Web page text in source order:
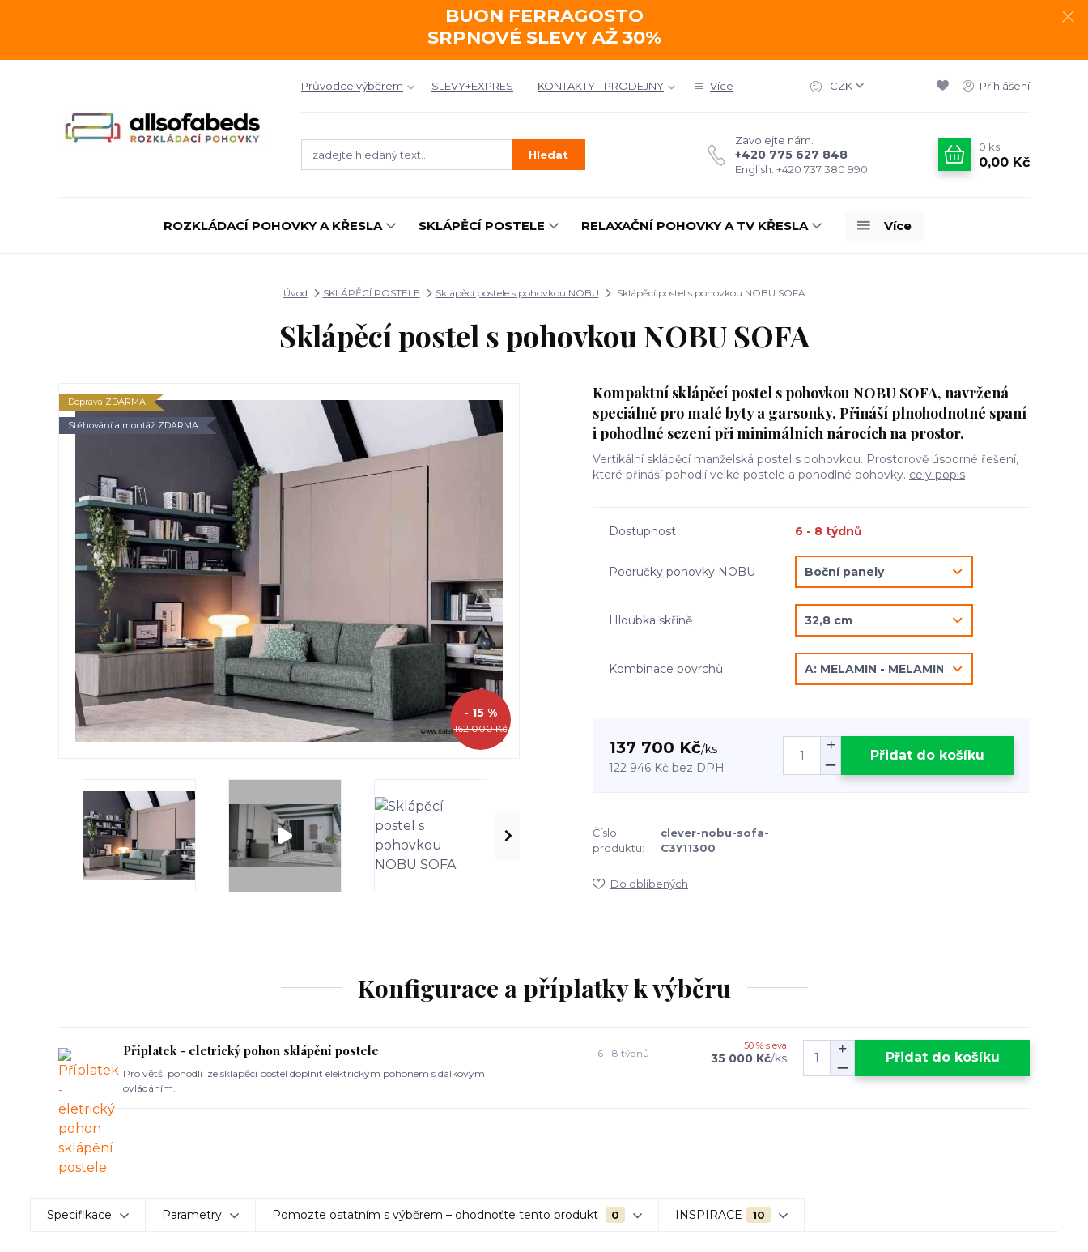
BUON FERRAGOSTO
SRPNOVÉ SLEVY AŽ 30%
Průvodce výběrem SLEVY+EXPRES KONTAKTY - PRODEJNY Více CZK Přihlášení
Hledat
Zavolejte nám.
+420 775 627 848
English: +420 737 380 990
0 ks
0,00 Kč
ROZKLÁDACÍ POHOVKY A KŘESLA SKLÁPĚCÍ POSTELE RELAXAČNÍ POHOVKY A TV KŘESLA Více
Úvod SKLÁPĚCÍ POSTELE Sklápěcí postele s pohovkou NOBU Sklápěcí postel s pohovkou NOBU SOFA
Sklápěcí postel s pohovkou NOBU SOFA
Doprava ZDARMA
Stěhování a montáž ZDARMA
162 000 Kč
- 15 %
Kompaktní sklápěcí postel s pohovkou NOBU SOFA, navržená
speciálně pro malé byty a garsonky. Přináší plnohodnotné spaní
i pohodlné sezení při minimálních nárocích na prostor.
Vertikální sklápěcí manželská postel s pohovkou. Prostorově úsporné řešení,
které přináší pohodlí velké postele a pohodlné pohovky. celý popis
Dostupnost 6 - 8 týdnů
Područky pohovky NOBU
Hloubka skříně
Kombinace povrchů
137 700 Kč/ks
122 946 Kč bez DPH
Přidat do košíku
Číslo
produktu:
clever-nobu-sofa-
C3Y11300
Do oblíbených
Konfigurace a příplatky k výběru
Příplatek - eletrický pohon sklápění postele
Pro větší pohodlí lze sklápěcí postel doplnit elektrickým pohonem s dálkovým
ovládáním.
50 % sleva
35 000 Kč/ks
6 - 8 týdnů Přidat do košíku
Specifikace Parametry Pomozte ostatním s výběrem – ohodnoťte tento produkt 0 INSPIRACE 10